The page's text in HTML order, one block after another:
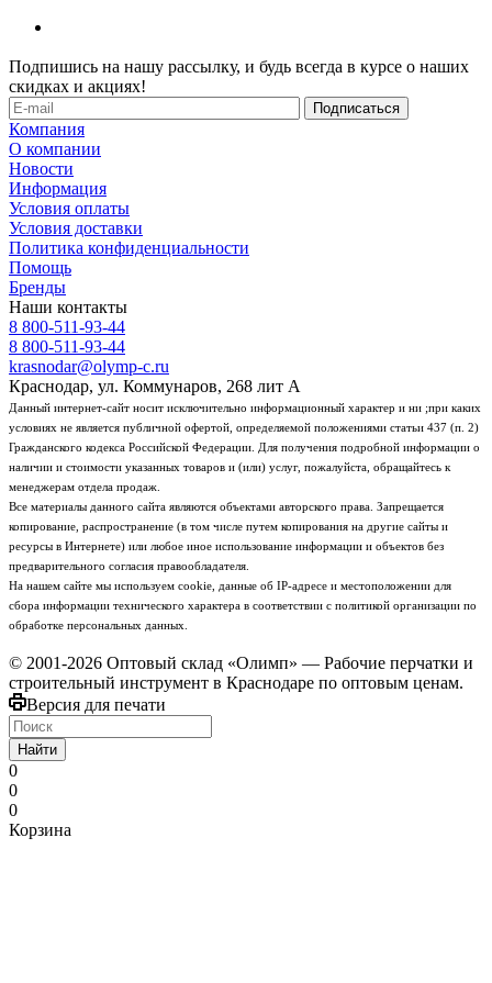
Подпишись на нашу рассылку, и будь всегда в курсе о наших
скидках и акциях!
Компания
О компании
Новости
Информация
Условия оплаты
Условия доставки
Политика конфиденциальности
Помощь
Бренды
Наши контакты
8 800-511-93-44
8 800-511-93-44
krasnodar@olymp-c.ru
Краснодар, ул. Коммунаров, 268 лит А
Данный интернет-сайт носит исключительно информационный характер и ни ;при каких
условиях не является публичной офертой, определяемой положениями статьи 437 (п. 2)
Гражданского кодекса Российской Федерации. Для получения подробной информации о
наличии и стоимости указанных товаров и (или) услуг, пожалуйста, обращайтесь к
менеджерам отдела продаж.
Все материалы данного сайта являются объектами авторского права. Запрещается
копирование, распространение (в том числе путем копирования на другие сайты и
ресурсы в Интернете) или любое иное использование информации и объектов без
предварительного согласия правообладателя.
На нашем сайте мы используем cookie, данные об IP-адресе и местоположении для
сбора информации технического характера в соответствии с политикой организации по
обработке персональных данных.
© 2001-2026 Оптовый склад «Олимп» — Рабочие перчатки и
строительный инструмент в Краснодаре по оптовым ценам.
Версия для печати
Найти
0
0
0
Корзина